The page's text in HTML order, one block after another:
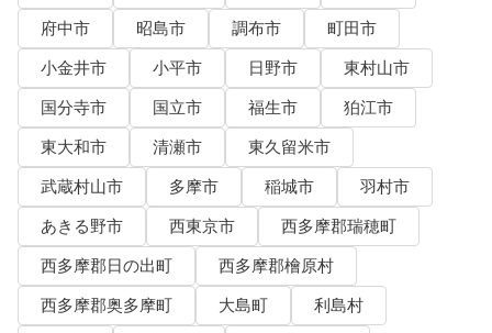
府中市
昭島市 調布市
町田市
小金井市
小平市 日野市
東村山市
国分寺市
国立市 福生市
狛江市
東大和市
清瀬市
東久留米市
武蔵村山市
多摩市 稲城市
羽村市
あきる野市
西東京市
西多摩郡瑞穂町
西多摩郡日の出町
西多摩郡檜原村
西多摩郡奥多摩町
大島町
利島村